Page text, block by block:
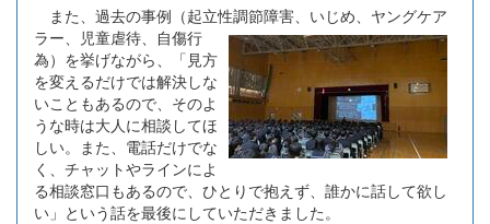
また、過去の事例（起立性調節障害、いじめ、 ヤングケア
ラー、児童虐待、自傷行
為）を挙げながら、「見方
を変えるだけでは解決しな
いこともあるので、そのよ
うな時は大人に相談してほ
しい。また、電話だけでな
く、チャットやラインによ
る相談窓口もあるので、ひとりで抱えず、誰かに話して欲し
い」という話を最後にしていただきました。